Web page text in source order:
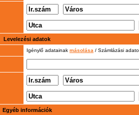
Levelezési adatok
Igénylő adatainak másolása / Számlázási
Egyéb információk